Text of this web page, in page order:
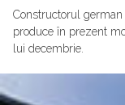
Constructorul
produce în prezent
lui decembrie.